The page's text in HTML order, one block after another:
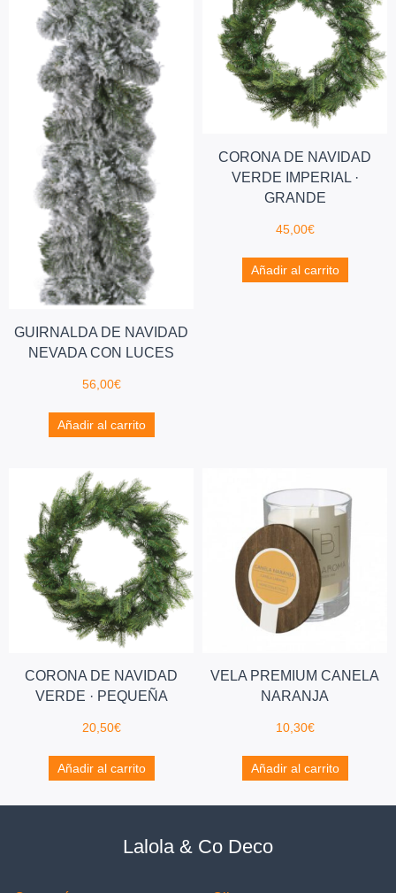
GUIRNALDA DE NAVIDAD
NEVADA CON LUCES
56,00€
Añadir al carrito
CORONA DE NAVIDAD
VERDE IMPERIAL ·
GRANDE
45,00€
Añadir al carrito
CORONA DE NAVIDAD
VERDE · PEQUEÑA
20,50€
Añadir al carrito
VELA PREMIUM CANELA
NARANJA
10,30€
Añadir al carrito
Lalola & Co Deco